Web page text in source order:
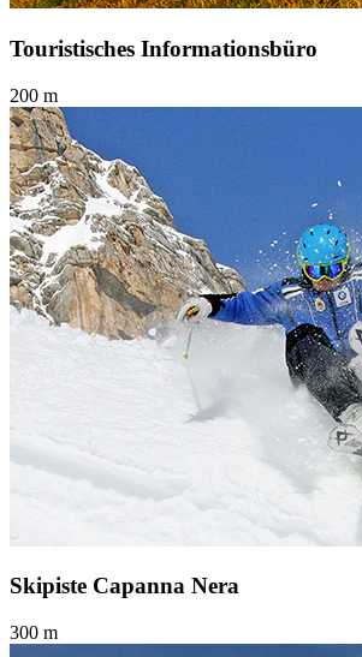
Touristisches Informationsbüro
200 m
Skipiste Capanna Nera
300 m